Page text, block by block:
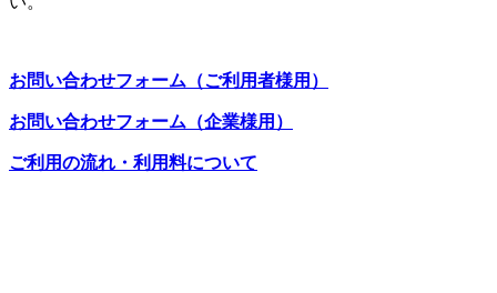
お問い合わせフォーム（ご利用者様用）
お問い合わせフォーム（企業様用）
ご利用の流れ・利用料について